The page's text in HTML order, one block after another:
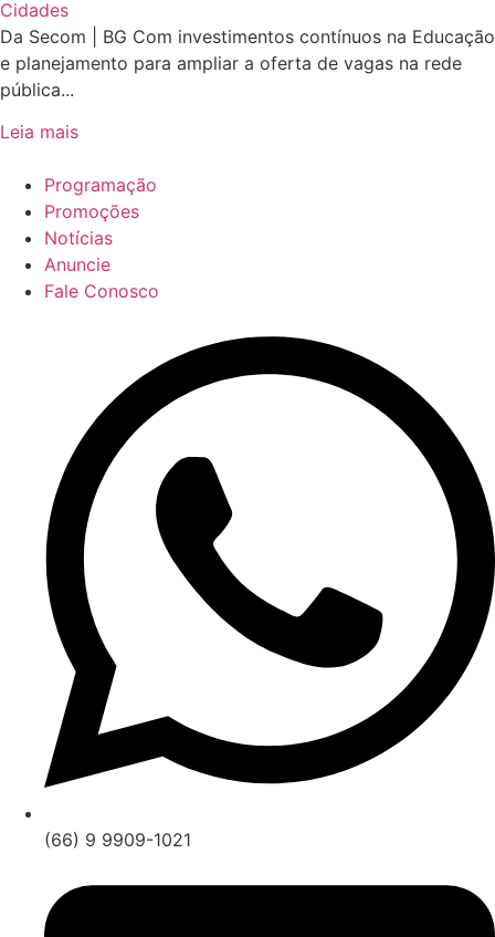
Cidades
Da Secom | BG Com investimentos contínuos na Educação
e planejamento para ampliar a oferta de vagas na rede
pública...
Leia mais
Programação
Promoções
Notícias
Anuncie
Fale Conosco
(66) 9 9909-1021